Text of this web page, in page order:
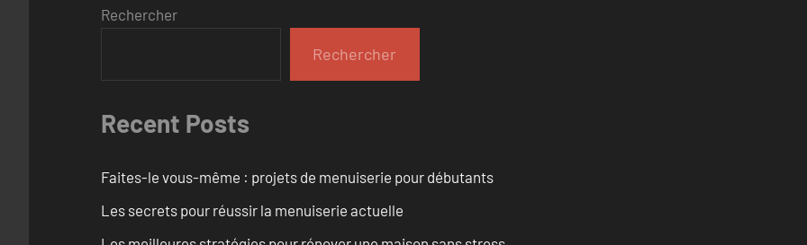
Rechercher
Rechercher
Recent Posts
Faites-le vous-même : projets de menuiserie pour débutants
Les secrets pour réussir la menuiserie actuelle